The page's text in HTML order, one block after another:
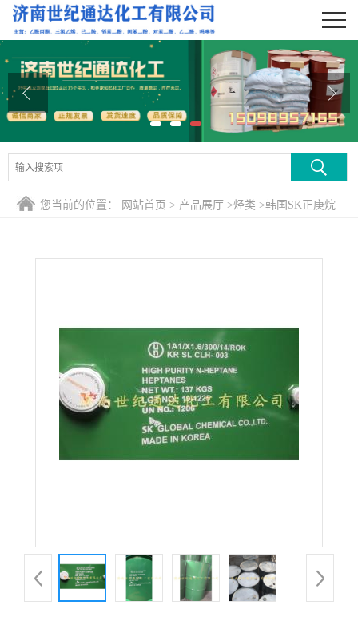
公司首页
公司介绍
产品展厅
证书荣誉
您当前的位置： 网站首页 > 产品展厅 >烃类 >韩国SK正庚烷